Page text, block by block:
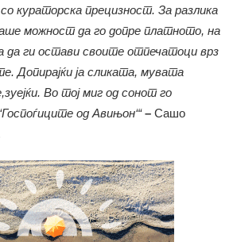
со кураторска прецизност. За разлика
можност да го допре платното, на
да ги остави своите отпечатоци врз
Допирајќи ја сликата, мувата
Во тој миг од сонот го
од Авињон‘“ – Сашо